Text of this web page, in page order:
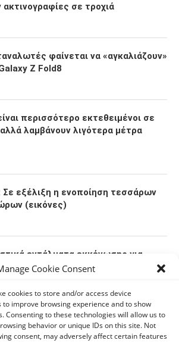
Cookie Consent
cookies to store and/or access device
to improve browsing experience and to show
Consenting to these technologies will allow us to
behavior or unique IDs on this site. Not
consent, may adversely affect certain features
σε τροχιά
φαίνεται να «αγκαλιάζουν»
Z Fold8
περισσότερο εκτεθειμένοι σε
λαμβάνουν λιγότερα μέτρα
εξέλιξη η ενοποίηση τεσσάρων
(εικόνες)
εντάλματα εκκένωσης για
για τις επικίνδυνες